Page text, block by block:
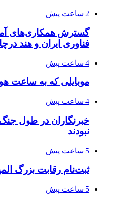
2 ساعت پیش
گسترش همکاری‌های
فناوری ایران و هند
4 ساعت پیش
موبایلی که به ساعت
4 ساعت پیش
خبرنگاران در طول
نبودند
5 ساعت پیش
ثبت‌نام رقابت بزرگ المپیک
5 ساعت پیش